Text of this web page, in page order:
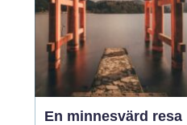
En minnesvärd resa